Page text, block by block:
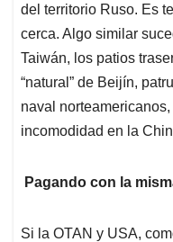
del territorio Ruso. Es
cerca. Algo similar
Taiwán, los patios
“natural” de Beijín,
naval
incomodidad en la
Pagando con la
Si la OTAN y USA,